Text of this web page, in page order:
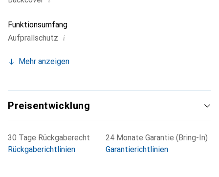
Funktionsumfang
Aufprallschutz i
Mehr anzeigen
Preisentwicklung
30 Tage Rückgaberecht
Rückgaberichtlinien
24 Monate Garantie (Bring-In)
Garantierichtlinien